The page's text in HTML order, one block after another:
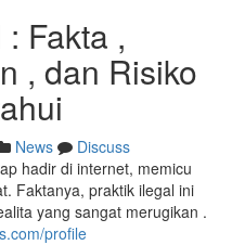
Fakta ,
, dan Risiko
News
Discuss
hadir di internet, memicu
Faktanya, praktik ilegal ini
yang sangat merugikan .
profile